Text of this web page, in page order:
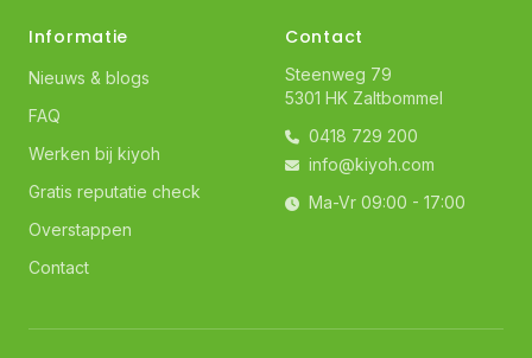
Informatie
Nieuws & blogs
FAQ
Werken bij kiyoh
Gratis reputatie check
Overstappen
Contact
Contact
Steenweg 79
5301 HK Zaltbommel
0418 729 200
info@kiyoh.com
Ma-Vr 09:00 - 17:00